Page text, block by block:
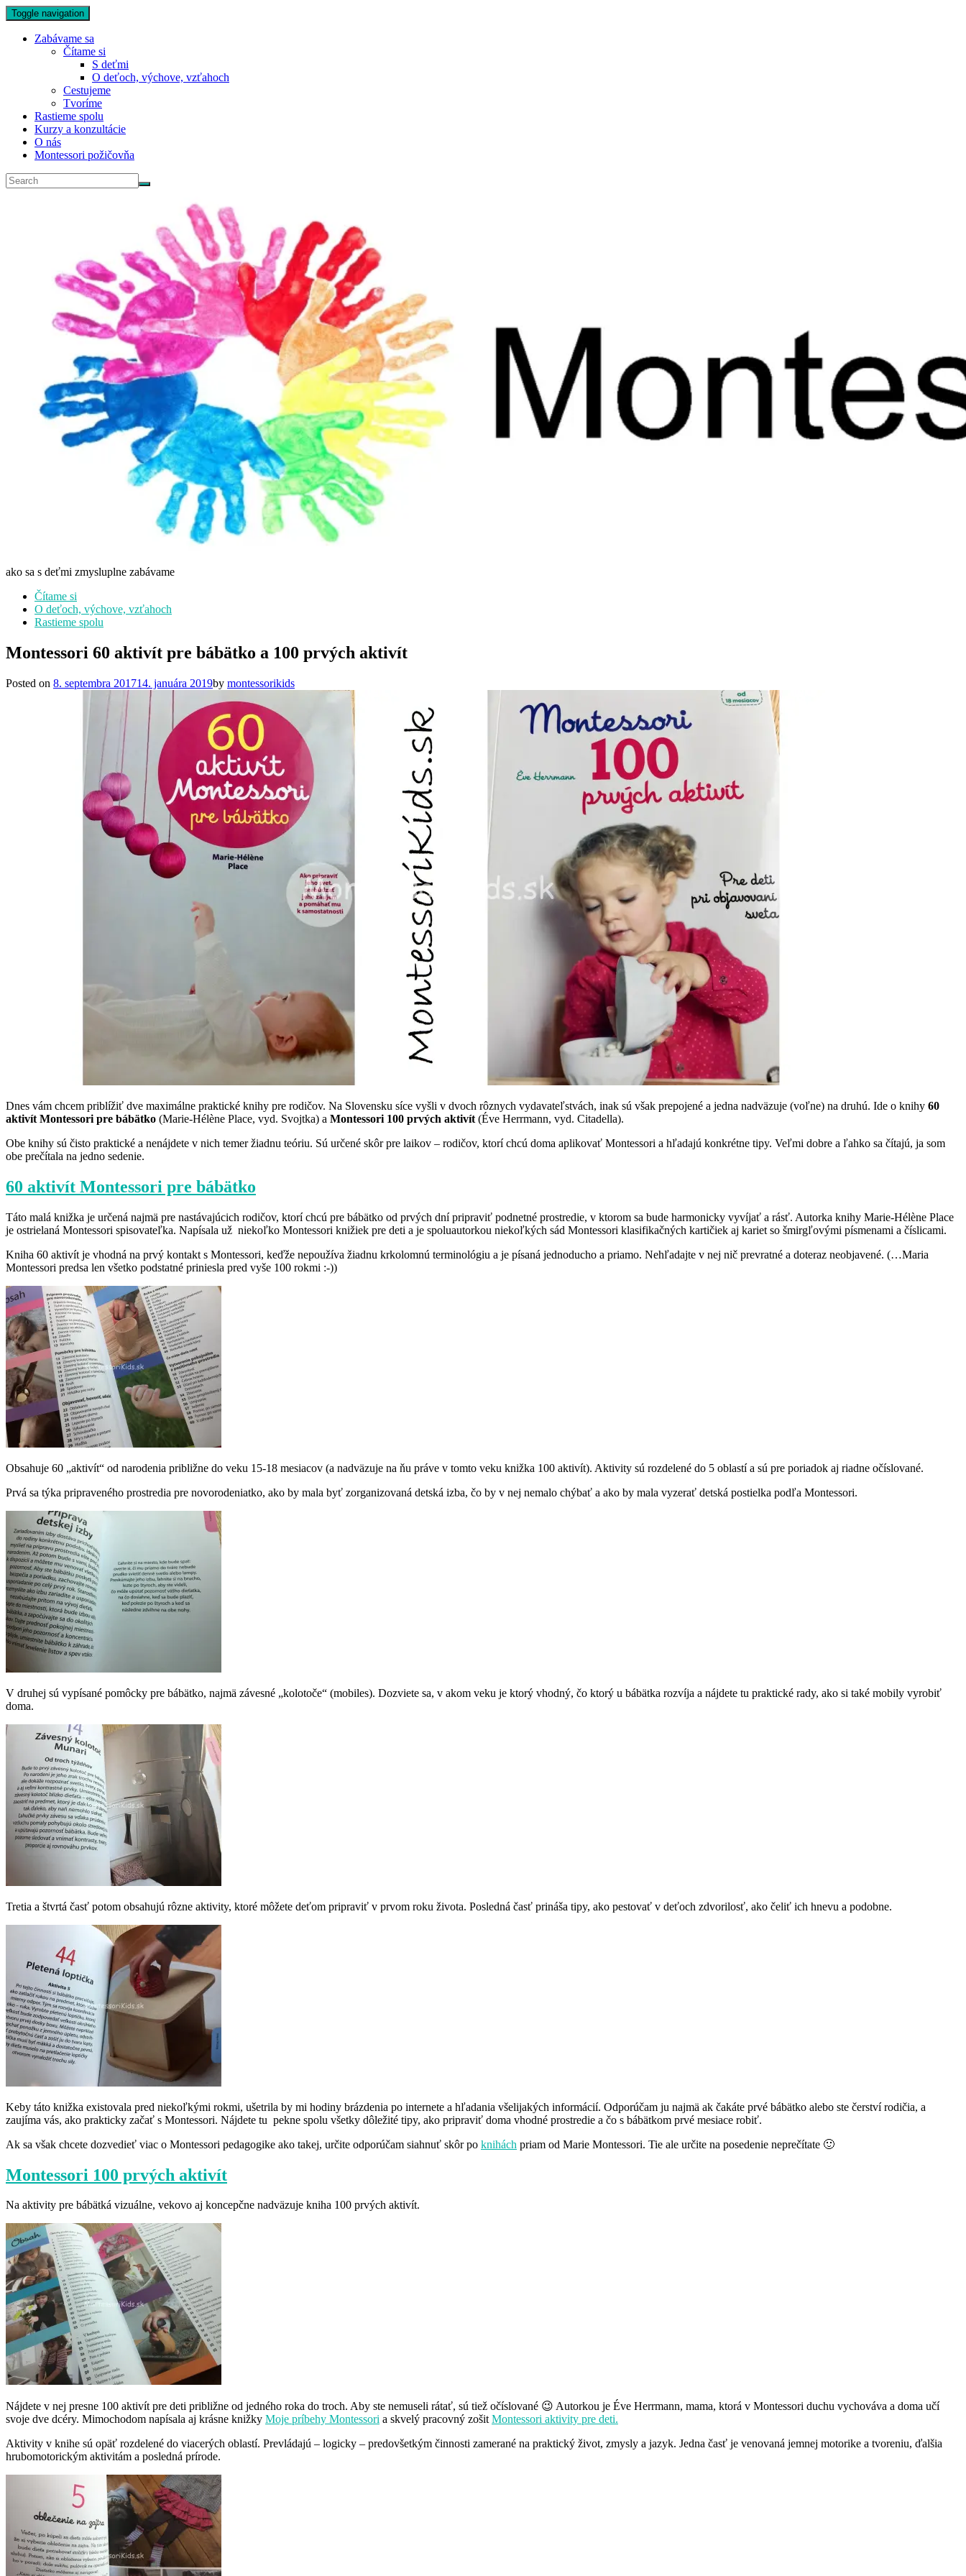
Toggle navigation
Zabávame sa
Čítame si
S deťmi
O deťoch, výchove, vzťahoch
Cestujeme
Tvoríme
Rastieme spolu
Kurzy a konzultácie
O nás
Montessori požičovňa
ako sa s deťmi zmysluplne zabávame
Čítame si
O deťoch, výchove, vzťahoch
Rastieme spolu
Montessori 60 aktivít pre bábätko a 100 prvých aktivít
Posted on 8. septembra 201714. januára 2019by montessorikids
Dnes vám chcem priblížiť dve maximálne praktické knihy pre rodičov. Na Slovensku síce vyšli v dvoch rôznych vydavateľstvách, inak sú však prepojené a jedna nadväzuje (voľne) na druhú. Ide o knihy 60
aktivít Montessori pre bábätko (Marie-Hélène Place, vyd. Svojtka) a Montessori 100 prvých aktivít (Éve Herrmann, vyd. Citadella).
Obe knihy sú čisto praktické a nenájdete v nich temer žiadnu teóriu. Sú určené skôr pre laikov – rodičov, ktorí chcú doma aplikovať Montessori a hľadajú konkrétne tipy. Veľmi dobre a ľahko sa čítajú, ja som
obe prečítala na jedno sedenie.
60 aktivít Montessori pre bábätko
Táto malá knižka je určená najmä pre nastávajúcich rodičov, ktorí chcú pre bábätko od prvých dní pripraviť podnetné prostredie, v ktorom sa bude harmonicky vyvíjať a rásť. Autorka knihy Marie-Hélène Place
je ostrielaná Montessori spisovateľka. Napísala už niekoľko Montessori knižiek pre deti a je spoluautorkou niekoľkých sád Montessori klasifikačných kartičiek aj kariet so šmirgľovými písmenami a číslicami.
Kniha 60 aktivít je vhodná na prvý kontakt s Montessori, keďže nepoužíva žiadnu krkolomnú terminológiu a je písaná jednoducho a priamo. Nehľadajte v nej nič prevratné a doteraz neobjavené. (…Maria
Montessori predsa len všetko podstatné priniesla pred vyše 100 rokmi :-))
Obsahuje 60 „aktivít“ od narodenia približne do veku 15-18 mesiacov (a nadväzuje na ňu práve v tomto veku knižka 100 aktivít). Aktivity sú rozdelené do 5 oblastí a sú pre poriadok aj riadne očíslované.
Prvá sa týka pripraveného prostredia pre novorodeniatko, ako by mala byť zorganizovaná detská izba, čo by v nej nemalo chýbať a ako by mala vyzerať detská postielka podľa Montessori.
V druhej sú vypísané pomôcky pre bábätko, najmä závesné „kolotoče“ (mobiles). Dozviete sa, v akom veku je ktorý vhodný, čo ktorý u bábätka rozvíja a nájdete tu praktické rady, ako si také mobily vyrobiť
doma.
Tretia a štvrtá časť potom obsahujú rôzne aktivity, ktoré môžete deťom pripraviť v prvom roku života. Posledná časť prináša tipy, ako pestovať v deťoch zdvorilosť, ako čeliť ich hnevu a podobne.
Keby táto knižka existovala pred niekoľkými rokmi, ušetrila by mi hodiny brázdenia po internete a hľadania všelijakých informácií. Odporúčam ju najmä ak čakáte prvé bábätko alebo ste čerství rodičia, a
zaujíma vás, ako prakticky začať s Montessori. Nájdete tu pekne spolu všetky dôležité tipy, ako pripraviť doma vhodné prostredie a čo s bábätkom prvé mesiace robiť.
Ak sa však chcete dozvedieť viac o Montessori pedagogike ako takej, určite odporúčam siahnuť skôr po knihách priam od Marie Montessori. Tie ale určite na posedenie neprečítate 🙂
Montessori 100 prvých aktivít
Na aktivity pre bábätká vizuálne, vekovo aj koncepčne nadväzuje kniha 100 prvých aktivít.
Nájdete v nej presne 100 aktivít pre deti približne od jedného roka do troch. Aby ste nemuseli rátať, sú tiež očíslované 😉 Autorkou je Éve Herrmann, mama, ktorá v Montessori duchu vychováva a doma učí
svoje dve dcéry. Mimochodom napísala aj krásne knižky Moje príbehy Montessori a skvelý pracovný zošitMontessori aktivity pre deti.
Aktivity v knihe sú opäť rozdelené do viacerých oblastí. Prevládajú – logicky – predovšetkým činnosti zamerané na praktický život, zmysly a jazyk. Jedna časť je venovaná jemnej motorike a tvoreniu, ďalšia
hrubomotorickým aktivitám a posledná prírode.